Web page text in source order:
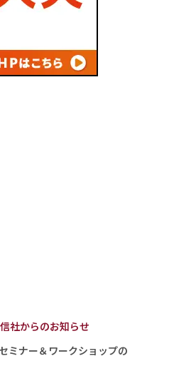
社からのお知らせ
ナー＆ワークショップの